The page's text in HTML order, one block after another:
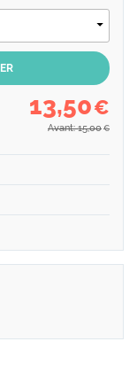
13,50€
Avant: 15,00 €